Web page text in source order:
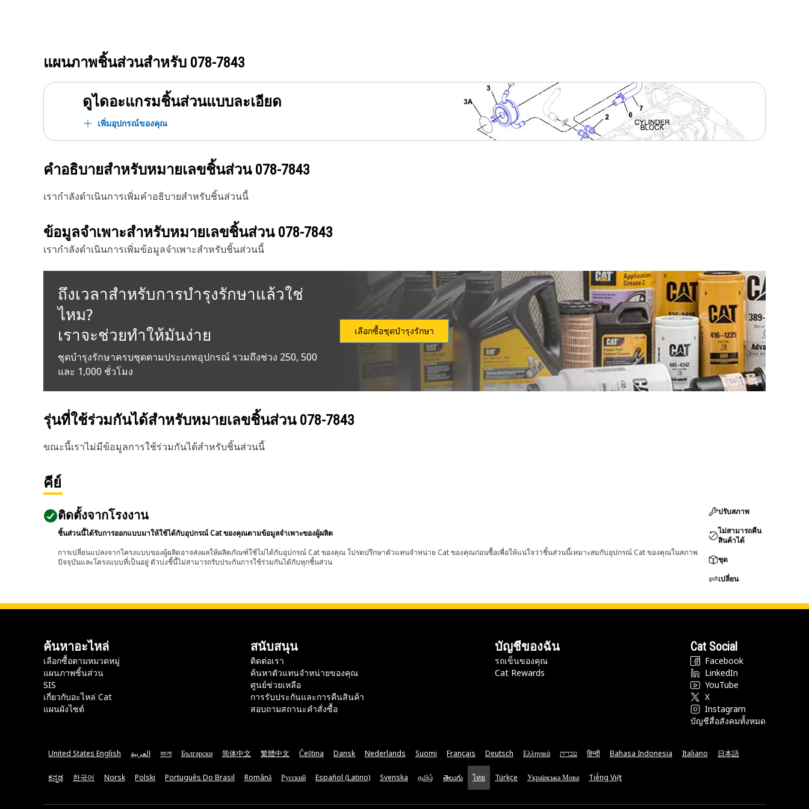
แผนภาพชิ้นส่วนสำหรับ 078-7843
ดูไดอะแกรมชิ้นส่วนแบบละเอียด
เพิ่มอุปกรณ์ของคุณ
คำอธิบายสำหรับหมายเลขชิ้นส่วน 078-7843
เรากำลังดำเนินการเพิ่มคำอธิบายสำหรับชิ้นส่วนนี้
ข้อมูลจำเพาะสำหรับหมายเลขชิ้นส่วน 078-7843
เรากำลังดำเนินการเพิ่มข้อมูลจำเพาะสำหรับชิ้นส่วนนี้
ถึงเวลาสำหรับการบำรุงรักษาแล้วใช่
ไหม?
เราจะช่วยทำให้มันง่าย
ชุดบำรุงรักษาครบชุดตามประเภทอุปกรณ์ รวมถึงช่วง 250, 500
และ 1,000 ชั่วโมง
เลือกซื้อชุดบำรุงรักษา
รุ่นที่ใช้ร่วมกันได้สำหรับหมายเลขชิ้นส่วน 078-7843
ขณะนี้เราไม่มีข้อมูลการใช้ร่วมกันได้สำหรับชิ้นส่วนนี้
คีย์
ติดตั้งจากโรงงาน
ชิ้นส่วนนี้ได้รับการออกแบบมาให้ใช้ได้กับอุปกรณ์ Cat ของคุณตามข้อมูลจำเพาะของผู้ผลิต
การเปลี่ยนแปลงจากโครงแบบของผู้ผลิตอาจส่งผลให้ผลิตภัณฑ์ใช้ไม่ได้กับอุปกรณ์ Cat ของคุณ โปรดปรึกษาตัวแทนจำหน่าย Cat ของคุณก่อนซื้อเพื่อให้แน่ใจว่าชิ้นส่วนนี้เหมาะสมกับอุปกรณ์ Cat ของคุณในสภาพ
ปัจจุบันและโครงแบบที่เป็นอยู่ ตัวบ่งชี้นี้ไม่สามารถรับประกันการใช้ร่วมกันได้กับทุกชิ้นส่วน
ปรับสภาพ
ไม่สามารถคืน
สินค้าได้
ชุด
เปลี่ยน
ค้นหาอะไหล่
เลือกซื้อตามหมวดหมู่
แผนภาพชิ้นส่วน
SIS
เกี่ยวกับอะไหล่ Cat
แผนผังไซต์
สนับสนุน
ติดต่อเรา
ค้นหาตัวแทนจำหน่ายของคุณ
ศูนย์ช่วยเหลือ
การรับประกันและการคืนสินค้า
สอบถามสถานะคำสั่งซื้อ
บัญชีของฉัน
รถเข็นของคุณ
Cat Rewards
Cat Social
Facebook
LinkedIn
YouTube
X
Instagram
บัญชีสื่อสังคมทั้งหมด
United States English العربية বাংলা Български 简体中文 繁體中文 Čeština Dansk Nederlands Suomi Français Deutsch Ελληνικά עברית हिन्दी Bahasa Indonesia Italiano 日本語
ಕನ್ನಡ 한국어 Norsk Polski Português Do Brasil Română Русский Español (Latino) Svenska தமிழ் తెలుగు ไทย Türkçe Українська Мова Tiếng Việt